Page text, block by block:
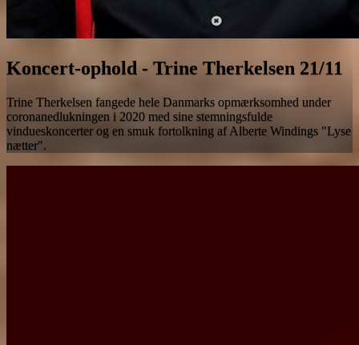
Koncert-ophold - Trine Therkelsen 21/11
Trine Therkelsen fangede hele Danmarks opmærksomhed under
coronanedlukningen i 2020 med sine stemningsfulde
vindueskoncerter og en smuk fortolkning af Alberte Windings "Lyse
nætter".